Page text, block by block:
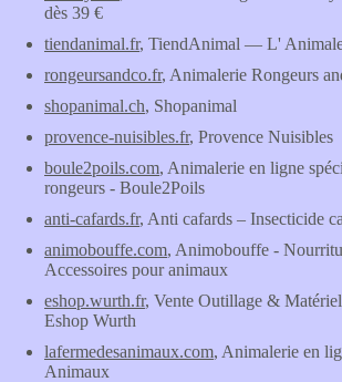
dès 39 €
tiendanimal.fr, TiendAnimal ― L'
rongeursandco.fr, Animalerie Rongeurs
shopanimal.ch, Shopanimal
provence-nuisibles.fr, Provence Nuisibles
boule2poils.com, Animalerie en ligne
rongeurs - Boule2Poils
anti-cafards.fr, Anti cafards – Insecticide
animobouffe.com, Animobouffe -
Accessoires pour animaux
eshop.wurth.fr, Vente Outillage &
Eshop Wurth
lafermedesanimaux.com, Animalerie en
Animaux